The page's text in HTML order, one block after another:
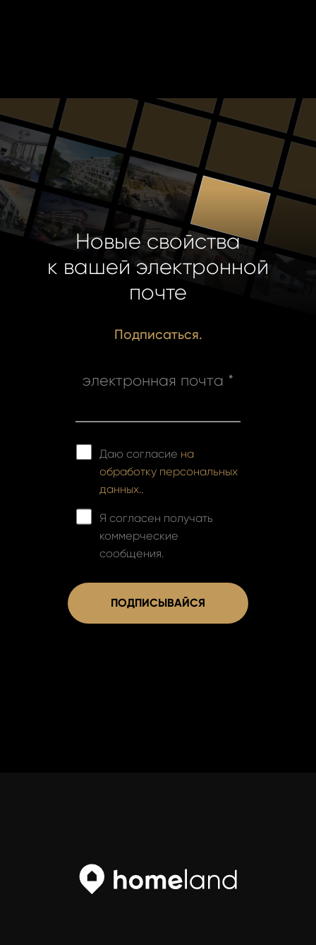
Новые свойства
к вашей электронной
почте
Подписаться.
электронная почта *
Даю согласие на
обработку персональных
данных..
Я согласен получать
коммерческие
сообщения.
ПОДПИСЫВАЙСЯ